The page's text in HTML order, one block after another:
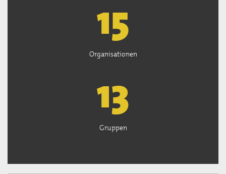
15
Organisationen
13
Gruppen